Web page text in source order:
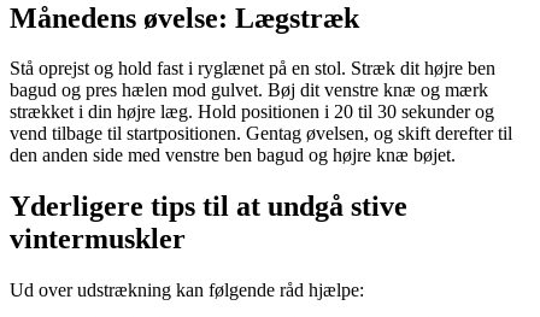
Månedens øvelse: Lægstræk
Stå oprejst og hold fast i ryglænet på en stol. Stræk dit højre ben
bagud og pres hælen mod gulvet. Bøj dit venstre knæ og mærk
strækket i din højre læg. Hold positionen i 20 til 30 sekunder og
vend tilbage til startpositionen. Gentag øvelsen, og skift derefter til
den anden side med venstre ben bagud og højre knæ bøjet.
Yderligere tips til at undgå stive
vintermuskler
Ud over udstrækning kan følgende råd hjælpe: